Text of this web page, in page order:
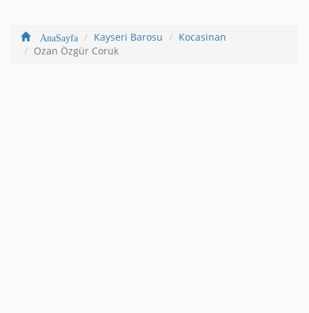
AnaSayfa Kayseri Barosu
Kocasinan
Ozan Özgür Coruk